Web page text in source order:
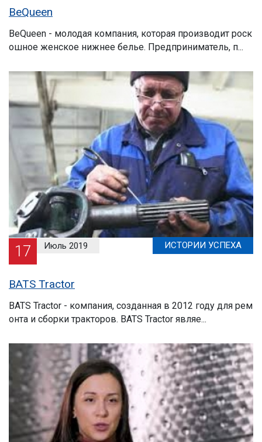
BeQueen
BeQueen - молодая компания, которая производит роск
ошное женское нижнее белье. Предприниматель, п...
17 Июль 2019 ИСТОРИИ УСПЕХА
BATS Tractor
BATS Tractor - компания, созданная в 2012 году для рем
онта и сборки тракторов. BATS Tractor являе...